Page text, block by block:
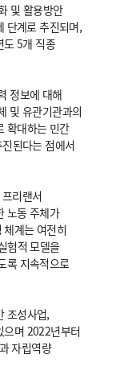
및 활용방안
계로 추진되며,
도 5개 직종
정보에 대해
및 유관기관과의
확대하는 민간
된다는 점에서
리랜서
노동 주체가
계는 여전히
험적 모델을
록 지속적으로
조성사업,
으며 2022년부터
자립역량